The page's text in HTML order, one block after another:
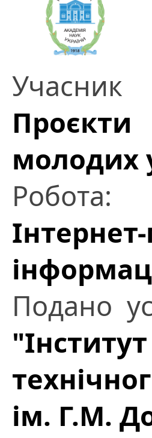
Учасник
молодих
Робота:
Подано
ім. Г.М.